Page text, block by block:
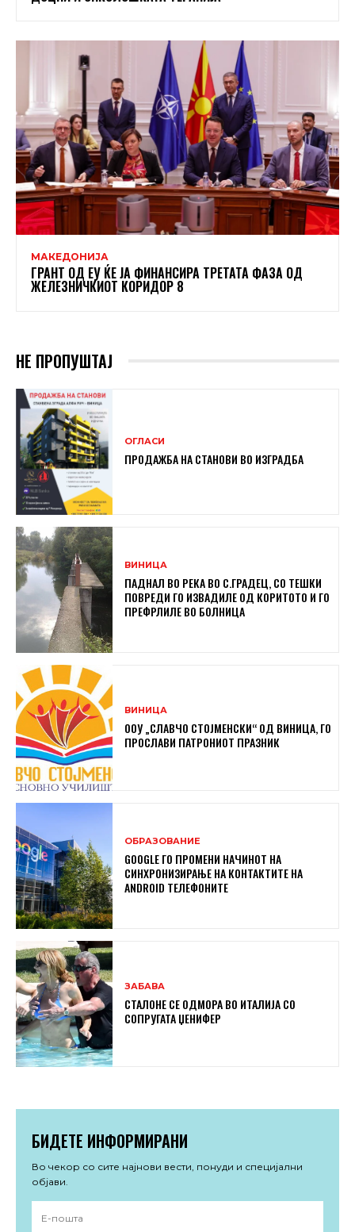
МАКЕДОНИЈА
ГРАНТ ОД ЕУ ЌЕ ЈА ФИНАНСИРА ТРЕТАТА ФАЗА ОД
ЖЕЛЕЗНИЧКИОТ КОРИДОР 8
НЕ ПРОПУШТАЈ
ОГЛАСИ
ПРОДАЖБА НА СТАНОВИ ВО ИЗГРАДБА
ВИНИЦА
ПАДНАЛ ВО РЕКА ВО С.ГРАДЕЦ, СО ТЕШКИ
ПОВРЕДИ ГО ИЗВАДИЛЕ ОД КОРИТОТО И ГО
ПРЕФРЛИЛЕ ВО БОЛНИЦА
ВИНИЦА
ООУ „СЛАВЧО СТОЈМЕНСКИ“ ОД ВИНИЦА, ГО
ПРОСЛАВИ ПАТРОНИОТ ПРАЗНИК
ОБРАЗОВАНИЕ
GOOGLE ГО ПРОМЕНИ НАЧИНОТ НА
СИНХРОНИЗИРАЊЕ НА КОНТАКТИТЕ НА
ANDROID ТЕЛЕФОНИТЕ
ЗАБАВА
СТАЛОНЕ СЕ ОДМОРА ВО ИТАЛИЈА СО
СОПРУГАТА ЏЕНИФЕР
БИДЕТЕ ИНФОРМИРАНИ
Во чекор со сите најнови вести, понуди и специјални
објави.